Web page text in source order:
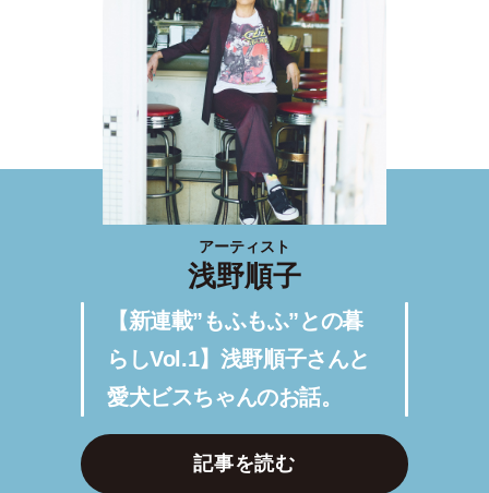
アーティスト
浅野順子
【新連載”もふもふ”との暮
らしVol.1】浅野順子さんと
愛犬ビスちゃんのお話。
記事を読む